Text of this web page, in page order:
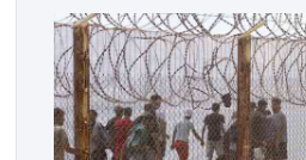
ما استنفر عدداً من مراكب […]